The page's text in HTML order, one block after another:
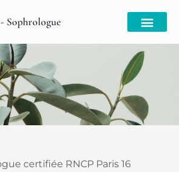
Sophrologue
certifiée RNCP Paris 16